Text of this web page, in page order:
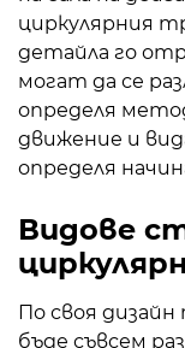
циркулярния
детайла го
могат да се
определя
движение и
определя
Видове
По своя
бъде съвсем